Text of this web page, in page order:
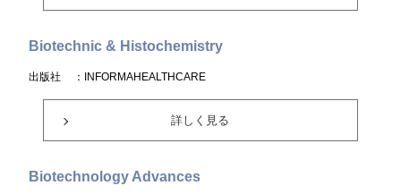
Biotechnic & Histochemistry
出版社 ：INFORMAHEALTHCARE
詳しく見る
Biotechnology Advances